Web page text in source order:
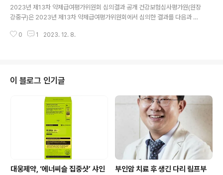
시적 온도 일탈 시 과학적 입증 방법 안내 ▲제품 수송 시 온도관리 등에 관한
질의응답 사항 등이다. 제품군은 백신, 냉장·냉동 보관 제품, 냉장 보관 제품 중
2023년 제13차 약제급여평가위원회 심의결과 공개 건강보험심사평가원(원장
강중구)은 2023년 제13차 약제급여평가위원회에서 심의한 결과를 다음과 같
능․효과 심의 결과 소틱투정6밀리그램 (듀크라바시티닙) (유)한국비엠에스제약
바이러스(CMV) 감염 급여의 적정성이 있음 ○ 2023년 건강보험약제 급여적
정성 재평가 심의 결과(제약사 이의신청 관련) 성분명 효능․효과 심의 결과 리마
프로스트 알파덱스 폐색성혈전..
0 1 2023. 12. 8.
이 블로그 인기글
대웅제약, ‘에너씨슬 집중샷’ 샤인
부인암 치료 후 생긴 다리 림프부